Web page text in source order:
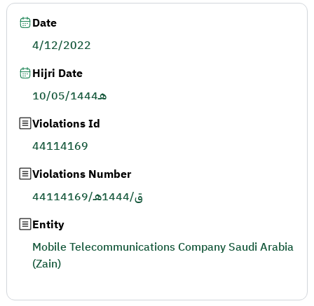
Date
4/12/2022
Hijri Date
10/05/1444هـ
Violations Id
44114169
Violations Number
44114169/ق/1444هـ
Entity
Mobile Telecommunications Company Saudi Arabia
(Zain)